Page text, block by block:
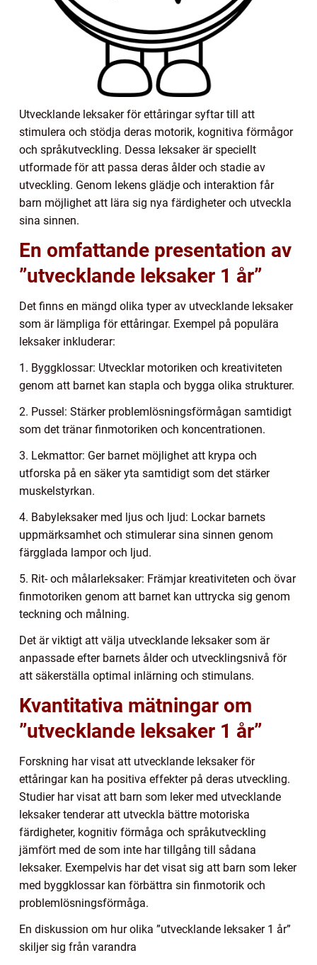
Utvecklande leksaker för ettåringar syftar till att
stimulera och stödja deras motorik, kognitiva förmågor
och språkutveckling. Dessa leksaker är speciellt
utformade för att passa deras ålder och stadie av
utveckling. Genom lekens glädje och interaktion får
barn möjlighet att lära sig nya färdigheter och utveckla
sina sinnen.
En omfattande presentation av
”utvecklande leksaker 1 år”
Det finns en mängd olika typer av utvecklande leksaker
som är lämpliga för ettåringar. Exempel på populära
leksaker inkluderar:
1. Byggklossar: Utvecklar motoriken och kreativiteten
genom att barnet kan stapla och bygga olika strukturer.
2. Pussel: Stärker problemlösningsförmågan samtidigt
som det tränar finmotoriken och koncentrationen.
3. Lekmattor: Ger barnet möjlighet att krypa och
utforska på en säker yta samtidigt som det stärker
muskelstyrkan.
4. Babyleksaker med ljus och ljud: Lockar barnets
uppmärksamhet och stimulerar sina sinnen genom
färgglada lampor och ljud.
5. Rit- och målarleksaker: Främjar kreativiteten och övar
finmotoriken genom att barnet kan uttrycka sig genom
teckning och målning.
Det är viktigt att välja utvecklande leksaker som är
anpassade efter barnets ålder och utvecklingsnivå för
att säkerställa optimal inlärning och stimulans.
Kvantitativa mätningar om
”utvecklande leksaker 1 år”
Forskning har visat att utvecklande leksaker för
ettåringar kan ha positiva effekter på deras utveckling.
Studier har visat att barn som leker med utvecklande
leksaker tenderar att utveckla bättre motoriska
färdigheter, kognitiv förmåga och språkutveckling
jämfört med de som inte har tillgång till sådana
leksaker. Exempelvis har det visat sig att barn som leker
med byggklossar kan förbättra sin finmotorik och
problemlösningsförmåga.
En diskussion om hur olika ”utvecklande leksaker 1 år”
skiljer sig från varandra